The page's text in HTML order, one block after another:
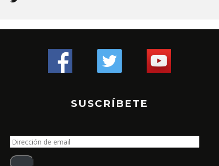
SUSCRÍBETE
Dirección
de
email